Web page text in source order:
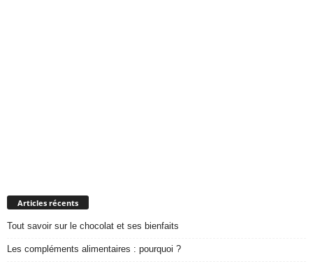
Articles récents
Tout savoir sur le chocolat et ses bienfaits
Les compléments alimentaires : pourquoi ?